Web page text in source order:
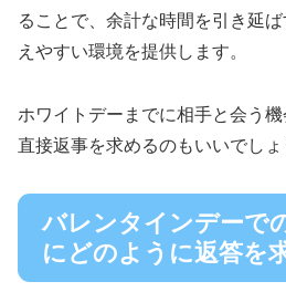
ることで、余計な時間を引き延
えやすい環境を提供します。
ホワイトデーまでに相手と会う
直接返事を求めるのもいいでしょ
バレンタインデーで
にどのように返答を